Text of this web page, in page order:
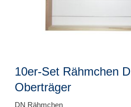
10er-Set Rähmchen
Oberträger
DN Rähmchen